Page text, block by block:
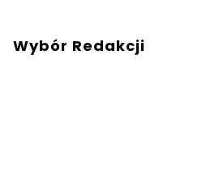
Wybór Redakcji